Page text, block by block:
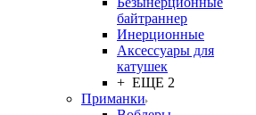
байтраннер
Инерционные
Аксессуары для
катушек
+ ЕЩЕ 2
Приманки